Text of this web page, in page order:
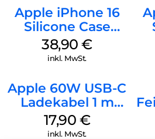
Apple iPhone 16
Silicone Case
MagSafe
Ultramarine
38,90€
inkl. MwSt.
Apple 60W USB-C
Ladekabel 1 m
Weiß
17,90 €
inkl. MwSt.